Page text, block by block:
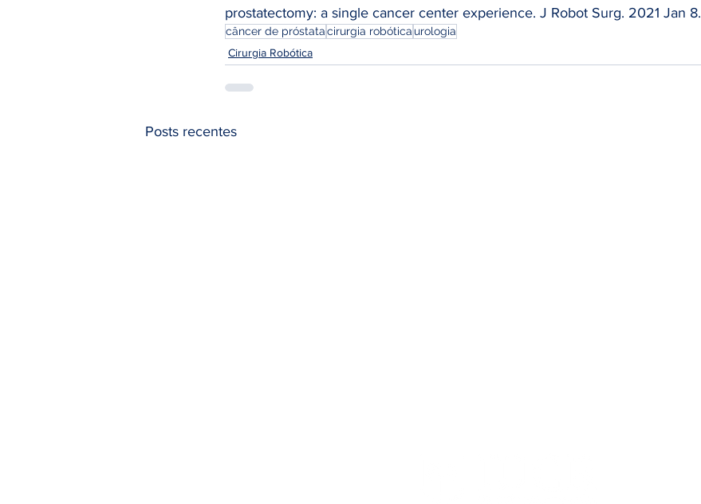
prostatectomy: a single cancer center experience. J Robot Surg. 2021 Jan 8.
câncer de próstatacirurgia robótica urologia
Cirurgia Robótica
Posts recentes